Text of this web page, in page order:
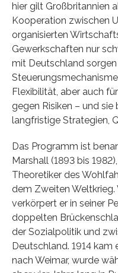
hier gilt Großbritannien
Kooperation zwischen
organisierten
Gewerkschaften nur
mit Deutschland
Flexibilität, aber auch
gegen Risiken – und
langfristige Strategien,
Das Programm ist
Marshall (1893 bis
Theoretiker des
dem Zweiten Weltkrieg.
verkörpert er in seiner
doppelten
der Sozialpolitik und
Deutschland. 1914
nach Weimar, wurde